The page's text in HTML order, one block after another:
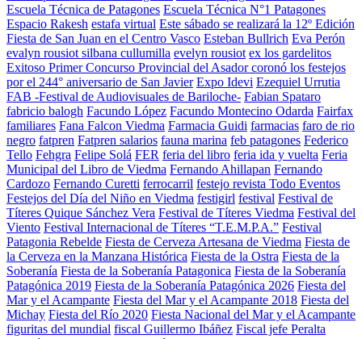
Escuela Técnica de Patagones Escuela Técnica N°1 Patagones
Espacio Rakesh estafa virtual Este sábado se realizará la 12º Edición
Fiesta de San Juan en el Centro Vasco Esteban Bullrich Eva Perón
evalyn rousiot silbana cullumilla evelyn rousiot ex los gardelitos
Exitoso Primer Concurso Provincial del Asador coronó los festejos
por el 244° aniversario de San Javier Expo Idevi Ezequiel Urrutia
FAB -Festival de Audiovisuales de Bariloche- Fabian Spataro
fabricio balogh Facundo López Facundo Montecino Odarda Fairfax
familiares Fana Falcon Viedma Farmacia Guidi farmacias faro de rio
negro fatpren Fatpren salarios fauna marina feb patagones Federico
Tello Fehgra Felipe Solá FER feria del libro feria ida y vuelta Feria
Municipal del Libro de Viedma Fernando Ahillapan Fernando
Cardozo Fernando Curetti ferrocarril festejo revista Todo Eventos
Festejos del Día del Niño en Viedma festigirl festival Festival de
Títeres Quique Sánchez Vera Festival de Títeres Viedma Festival del
Viento Festival Internacional de Títeres “T.E.M.P.A.” Festival
Patagonia Rebelde Fiesta de Cerveza Artesana de Viedma Fiesta de
la Cerveza en la Manzana Histórica Fiesta de la Ostra Fiesta de la
Soberanía Fiesta de la Soberanía Patagonica Fiesta de la Soberanía
Patagónica 2019 Fiesta de la Soberanía Patagónica 2026 Fiesta del
Mar y el Acampante Fiesta del Mar y el Acampante 2018 Fiesta del
Michay Fiesta del Río 2020 Fiesta Nacional del Mar y el Acampante
figuritas del mundial fiscal Guillermo Ibáñez Fiscal jefe Peralta